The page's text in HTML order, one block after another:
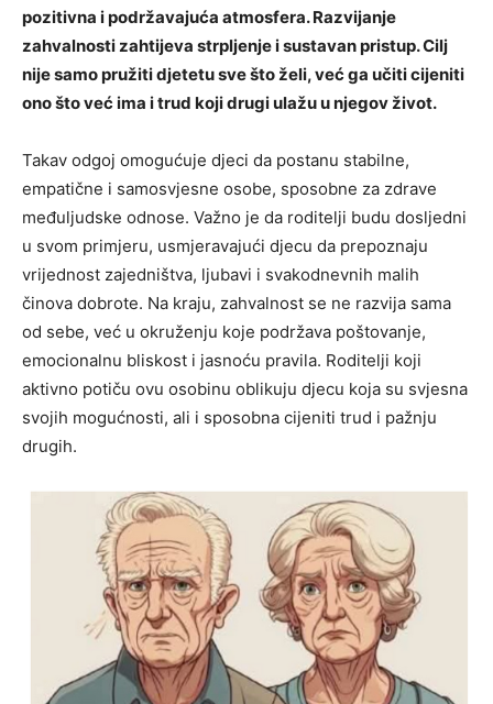
pozitivna i podržavajuća atmosfera. Razvijanje
zahvalnosti zahtijeva strpljenje i sustavan pristup. Cilj
nije samo pružiti djetetu sve što želi, već ga učiti cijeniti
ono što već ima i trud koji drugi ulažu u njegov život.
Takav odgoj omogućuje djeci da postanu stabilne,
empatične i samosvjesne osobe, sposobne za zdrave
međuljudske odnose. Važno je da roditelji budu dosljedni
u svom primjeru, usmjeravajući djecu da prepoznaju
vrijednost zajedništva, ljubavi i svakodnevnih malih
činova dobrote. Na kraju, zahvalnost se ne razvija sama
od sebe, već u okruženju koje podržava poštovanje,
emocionalnu bliskost i jasnoću pravila. Roditelji koji
aktivno potiču ovu osobinu oblikuju djecu koja su svjesna
svojih mogućnosti, ali i sposobna cijeniti trud i pažnju
drugih.